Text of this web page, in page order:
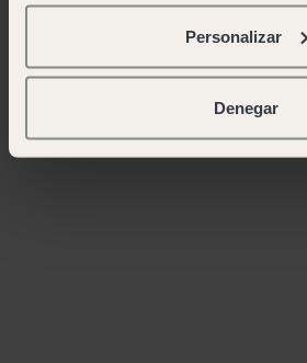
Personalizar
Denegar